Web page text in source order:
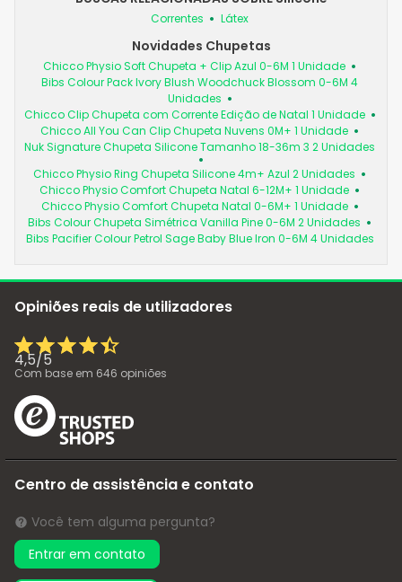
Correntes Látex
Novidades Chupetas
Chicco Physio Soft Chupeta + Clip Azul 0-6M 1 Unidade
Bibs Colour Pack Ivory Blush Woodchuck Blossom 0-6M 4
Unidades
Chicco Clip Chupeta com Corrente Edição de Natal 1 Unidade
Chicco All You Can Clip Chupeta Nuvens 0M+ 1 Unidade
Nuk Signature Chupeta Silicone Tamanho 18-36m 3 2 Unidades
Chicco Physio Ring Chupeta Silicone 4m+ Azul 2 Unidades
Chicco Physio Comfort Chupeta Natal 6-12M+ 1 Unidade
Chicco Physio Comfort Chupeta Natal 0-6M+ 1 Unidade
Bibs Colour Chupeta Simétrica Vanilla Pine 0-6M 2 Unidades
Bibs Pacifier Colour Petrol Sage Baby Blue Iron 0-6M 4 Unidades
Opiniões reais de utilizadores
4,5/5
Com base em 646 opiniões
Centro de assistência e contato
Você tem alguma pergunta?
Entrar em contato